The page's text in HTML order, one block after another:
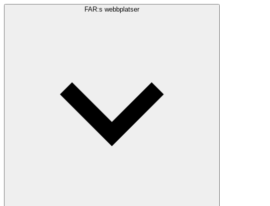
FAR:s webbplatser